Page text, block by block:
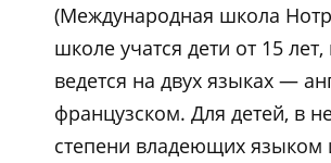
(Международная школа
школе учатся дети от 15
ведется на двух языках —
французском. Для детей, в
степени владеющих языком